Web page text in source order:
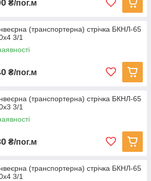
₴/пог.м
(транспортерна) стрічка БКНЛ-65
3/1
₴/пог.м
(транспортерна) стрічка БКНЛ-65
3/1
₴/пог.м
(транспортерна) стрічка БКНЛ-65
3/1